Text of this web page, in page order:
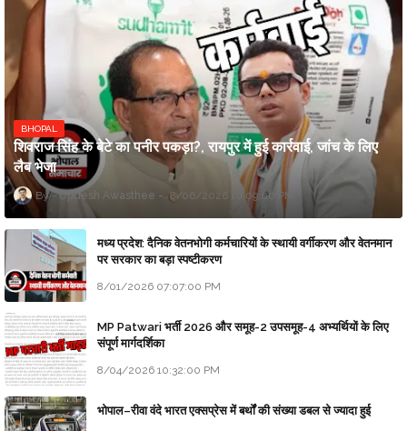
BHOPAL
शिवराज सिंह के बेटे का पनीर पकड़ा?, रायपुर में हुई कार्रवाई, जांच के लिए
लैब भेजा
Updesh Awasthee 8/06/2026 10:09:00 PM
मध्य प्रदेश: दैनिक वेतनभोगी कर्मचारियों के स्थायी वर्गीकरण और वेतनमान
पर सरकार का बड़ा स्पष्टीकरण
8/01/2026 07:07:00 PM
MP Patwari भर्ती 2026 और समूह-2 उपसमूह-4 अभ्यर्थियों के लिए
संपूर्ण मार्गदर्शिका
8/04/2026 10:32:00 PM
भोपाल–रीवा वंदे भारत एक्सप्रेस में बर्थों की संख्या डबल से ज्यादा हुई